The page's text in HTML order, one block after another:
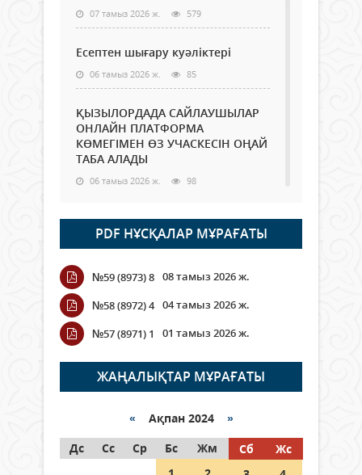
07 тамыз 2026 ж. 579
Есептен шығару куәліктері
06 тамыз 2026 ж. 85
ҚЫЗЫЛОРДАДА САЙЛАУШЫЛАР
ОНЛАЙН ПЛАТФОРМА
КӨМЕГІМЕН ӨЗ УЧАСКЕСІН ОҢАЙ
ТАБА АЛАДЫ
06 тамыз 2026 ж. 98
Open Air: Қызылорда облысы
полиция департаменті 20
мыңнан астам көрерменнің
қауіпсіздігін қамтамасыз етті
06 тамыз 2026 ж.
Wi-Fi ҚАБЫРҒА АРҚЫЛЫ ҚАЛАЙ
ӨТЕДІ?
06 тамыз 2026 ж. 276
граждане Казахстана,
05 тамыз 2026 ж. 157
PDF НҰСҚАЛАР МҰРАҒАТЫ
№59 (8973) 8 08 тамыз 2026 ж.
№58 (8972) 4 04 тамыз 2026 ж.
№57 (8971) 1
01 тамыз 2026 ж.
ЖАҢАЛЫҚТАР МҰРАҒАТЫ
« Ақпан 2024 »
Дс
Сс Ср Бс Жм Сб
Жс